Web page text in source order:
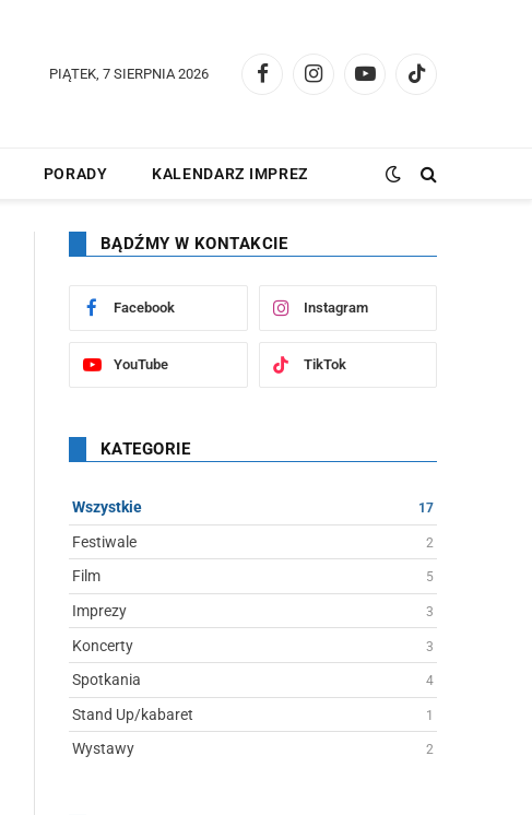
PIĄTEK, 7 SIERPNIA 2026
FacebookInstagramYouTubeTikTok
PORADY KALENDARZ IMPREZ
BĄDŹMY W KONTAKCIE
Facebook Instagram
YouTube TikTok
KATEGORIE
Wszystkie 17
Festiwale 2
Film 5
Imprezy 3
Koncerty 3
Spotkania 4
Stand Up/kabaret 1
Wystawy 2